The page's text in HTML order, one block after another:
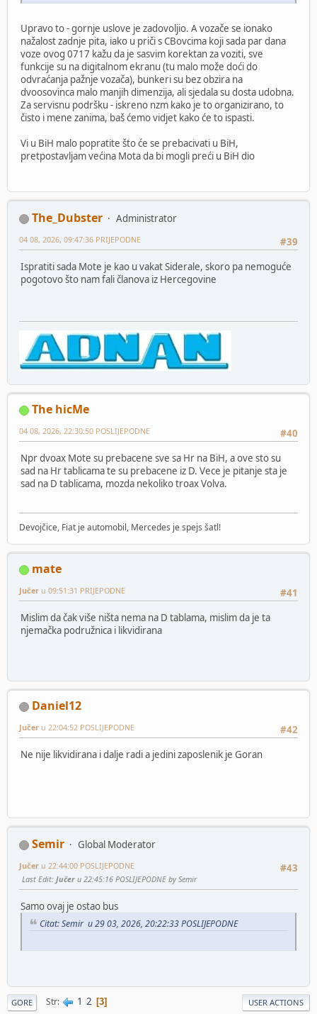
Upravo to - gornje uslove je zadovoljio. A vozače se ionako
nažalost zadnje pita, iako u priči s CBovcima koji sada par dana
voze ovog 0717 kažu da je sasvim korektan za voziti, sve
funkcije su na digitalnom ekranu (tu malo može doći do
odvraćanja pažnje vozača), bunkeri su bez obzira na
dvoosovinca malo manjih dimenzija, ali sjedala su dosta udobna.
Za servisnu podršku - iskreno nzm kako je to organizirano, to
čisto i mene zanima, baš ćemo vidjet kako će to ispasti.
Vi u BiH malo popratite što će se prebacivati u BiH,
pretpostavljam većina Mota da bi mogli preći u BiH dio
The_Dubster
Administrator
#39
04 08, 2026, 09:47:36 PRIJEPODNE
Ispratiti sada Mote je kao u vakat Siderale, skoro pa nemoguće
pogotovo što nam fali članova iz Hercegovine
The hicMe
#40
04 08, 2026, 22:30:50 POSLIJEPODNE
Npr dvoax Mote su prebacene sve sa Hr na BiH, a ove sto su
sad na Hr tablicama te su prebacene iz D. Vece je pitanje sta je
sad na D tablicama, mozda nekoliko troax Volva.
Devojčice, Fiat je automobil, Mercedes je spejs šatl!
mate
#41
Jučer u 09:51:31 PRIJEPODNE
Mislim da čak više ništa nema na D tablama, mislim da je ta
njemačka podružnica i likvidirana
Daniel12
#42
Jučer u 22:04:52 POSLIJEPODNE
Ne nije likvidirana i dalje radi a jedini zaposlenik je Goran
Semir
Global Moderator
#43
Jučer u 22:44:00 POSLIJEPODNE
Last Edit: Jučer u 22:45:16 POSLIJEPODNE by Semir
Samo ovaj je ostao bus
Citat: Semir u 29 03, 2026, 20:22:33 POSLIJEPODNE
GORE Str 1 2 3 USER ACTIONS